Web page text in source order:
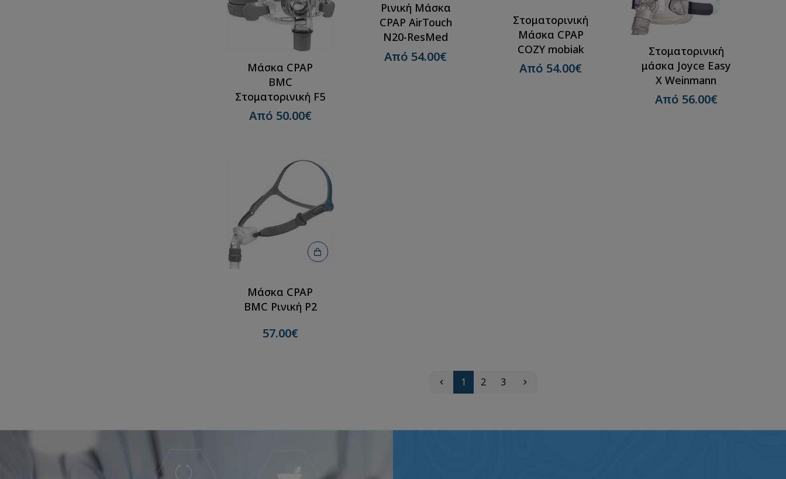
Μάσκα CPAP
BMC
Στοματορινική F5
Από 50.00€
Ρινική Μάσκα
CPAP AirTouch
N20-ResMed
Από 54.00€
Στοματορινική
Μάσκα CPAP
COZY mobiak
Από 54.00€
Στοματορινική
μάσκα Joyce Easy
X Weinmann
Από 56.00€
Μάσκα CPAP
BMC Ρινική P2
57.00€
1 2 3